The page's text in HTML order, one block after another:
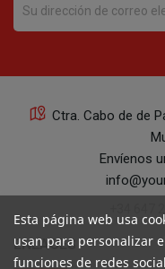
Ctra. Cabo de de
Envíenos
ENLACES
Esta página web usa
usan para personalizar
funciones de redes